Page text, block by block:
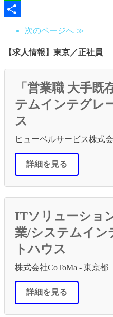
Line
次のページへ ≫
【求人情報】東京／正社員
「営業職 大手既
テムインテグレ
ス
ヒューベルサービス株式
詳細を見る
ITソリューショ
業/システムイン
トハウス
株式会社CoToMa - 東京都
詳細を見る